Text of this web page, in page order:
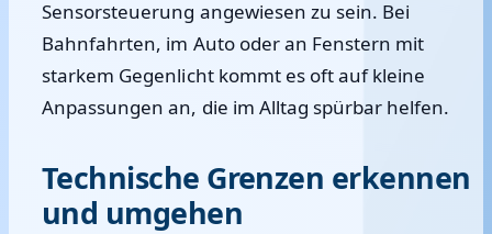
Sensorsteuerung angewiesen zu sein. Bei
Bahnfahrten, im Auto oder an Fenstern mit
starkem Gegenlicht kommt es oft auf kleine
Anpassungen an, die im Alltag spürbar helfen.
Technische Grenzen erkennen
und umgehen